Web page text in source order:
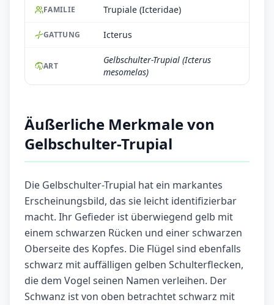
FAMILIE Trupiale (Icteridae)
GATTUNG Icterus
ART
Gelbschulter-Trupial (Icterus
mesomelas)
Äußerliche Merkmale von
Gelbschulter-Trupial
Die Gelbschulter-Trupial hat ein markantes
Erscheinungsbild, das sie leicht identifizierbar
macht. Ihr Gefieder ist überwiegend gelb mit
einem schwarzen Rücken und einer schwarzen
Oberseite des Kopfes. Die Flügel sind ebenfalls
schwarz mit auffälligen gelben Schulterflecken,
die dem Vogel seinen Namen verleihen. Der
Schwanz ist von oben betrachtet schwarz mit